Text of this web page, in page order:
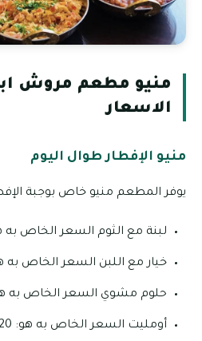
منيو مطعم مروش
الاسعار
منيو الإفطار طوال اليوم
يوفر المطعم منيو خاص بوجبة
لبنة مع الثوم السعر الخاص به هو: 15 درهم
خيار مع اللبن السعر الخاص به هو: 14 درهم
حلوم مشوي السعر الخاص به هو: 25 درهم
أومليت السعر الخاص به هو: 20 درهم إماراتي.